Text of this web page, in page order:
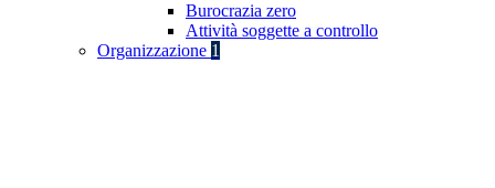
Burocrazia zero
Attività soggette a controllo
Organizzazione 1